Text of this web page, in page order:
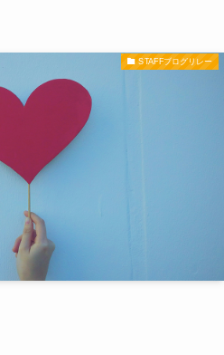
STAFFブログリレー